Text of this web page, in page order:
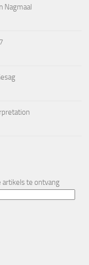
Nagmaal
artikels te ontvang